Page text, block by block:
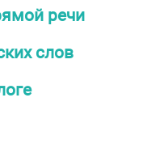
речи
слов